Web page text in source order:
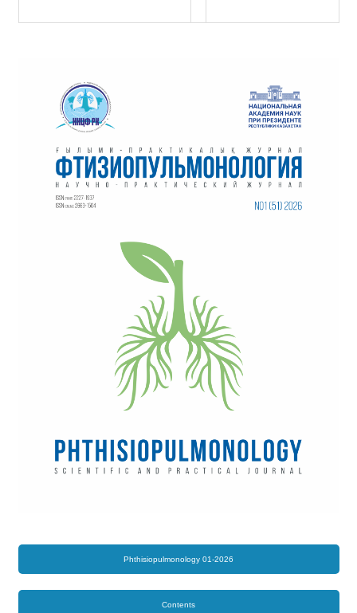
Phthisiopulmonology 01-2026
Contents